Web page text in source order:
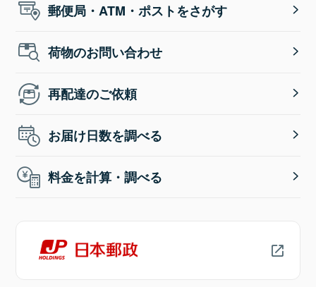
郵便局・ATM・ポストをさがす
荷物のお問い合わせ
再配達のご依頼
お届け日数を調べる
料金を計算・調べる